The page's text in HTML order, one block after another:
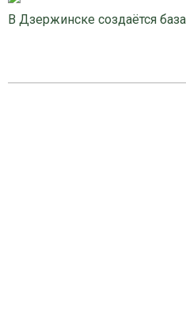
В Дзержинске создаётся